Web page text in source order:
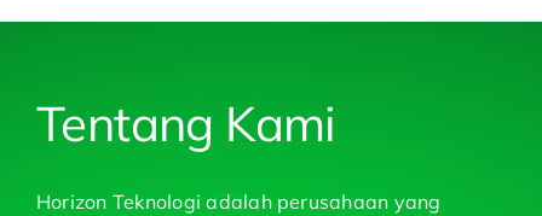
Tentang Kami
Horizon Teknologi adalah perusahaan yang